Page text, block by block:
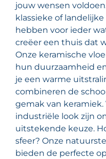
jouw wensen
klassieke of
hebben voor ieder
creëer een thuis dat
Onze keramische
hun duurzaamheid
je een warme
combineren de
gemak van
industriële look zijn
uitstekende keuze.
sfeer? Onze
bieden de perfecte